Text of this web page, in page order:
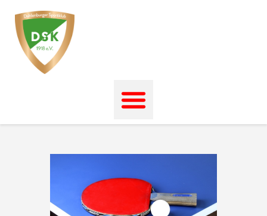
Unser Sport
Kontakt